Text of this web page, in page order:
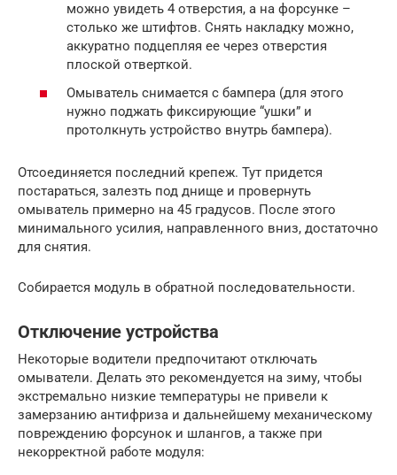
можно увидеть 4 отверстия, а на форсунке –
столько же штифтов. Снять накладку можно,
аккуратно подцепляя ее через отверстия
плоской отверткой.
Омыватель снимается с бампера (для этого
нужно поджать фиксирующие “ушки” и
протолкнуть устройство внутрь бампера).
Отсоединяется последний крепеж. Тут придется
постараться, залезть под днище и провернуть
омыватель примерно на 45 градусов. После этого
минимального усилия, направленного вниз, достаточно
для снятия.
Собирается модуль в обратной последовательности.
Отключение устройства
Некоторые водители предпочитают отключать
омыватели. Делать это рекомендуется на зиму, чтобы
экстремально низкие температуры не привели к
замерзанию антифриза и дальнейшему механическому
повреждению форсунок и шлангов, а также при
некорректной работе модуля: